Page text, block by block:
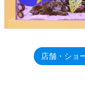
店舗・ショ